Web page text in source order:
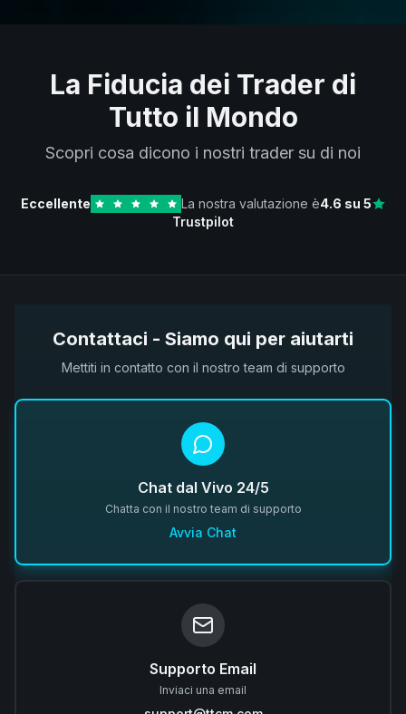
La Fiducia dei Trader di
Tutto il Mondo
Scopri cosa dicono i nostri trader su di noi
Eccellente La nostra valutazione è4.6 su 5
Trustpilot
Contattaci - Siamo qui per aiutarti
Mettiti in contatto con il nostro team di supporto
Chat dal Vivo 24/5
Chatta con il nostro team di supporto
Avvia Chat
Supporto Email
Inviaci una email